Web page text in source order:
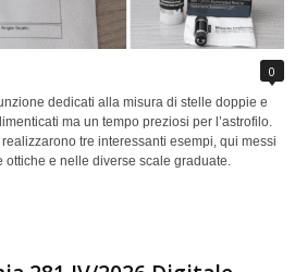
0
dedicati alla misura di stelle doppie e
ma un tempo preziosi per l’astrofilo.
tre interessanti esempi, qui messi
ottiche e nelle diverse scale graduate.